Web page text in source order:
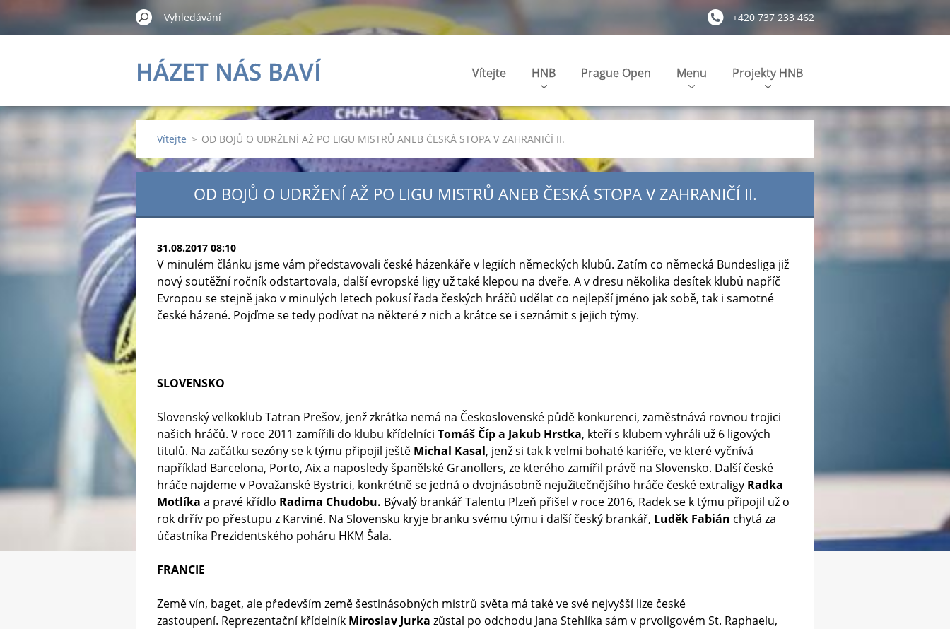
+420 737 233 462
HÁZET NÁS BAVÍ Vítejte HNB Prague Open Menu Projekty HNB
Vítejte > OD BOJŮ O UDRŽENÍ AŽ PO LIGU MISTRŮ ANEB ČESKÁ STOPA V ZAHRANIČÍ II.
OD BOJŮ O UDRŽENÍ AŽ PO LIGU MISTRŮ ANEB ČESKÁ STOPA V ZAHRANIČÍ II.
31.08.2017 08:10
V minulém článku jsme vám představovali české házenkáře v legiích německých klubů. Zatím co německá Bundesliga již
nový soutěžní ročník odstartovala, další evropské ligy už také klepou na dveře. A v dresu několika desítek klubů napříč
Evropou se stejně jako v minulých letech pokusí řada českých hráčů udělat co nejlepší jméno jak sobě, tak i samotné
české házené. Pojďme se tedy podívat na některé z nich a krátce se i seznámit s jejich týmy.
SLOVENSKO
Slovenský velkoklub Tatran Prešov, jenž zkrátka nemá na Československé půdě konkurenci, zaměstnává rovnou trojici
našich hráčů. V roce 2011 zamířili do klubu křídelníci Tomáš Číp a Jakub Hrstka, kteří s klubem vyhráli už 6 ligových
titulů. Na začátku sezóny se k týmu připojil ještě Michal Kasal, jenž si tak k velmi bohaté kariéře, ve které vyčnívá
například Barcelona, Porto, Aix a naposledy španělské Granollers, ze kterého zamířil právě na Slovensko. Další české
hráče najdeme v Považanské Bystrici, konkrétně se jedná o dvojnásobně nejužitečnějšího hráče české extraligy Radka
Motlíka a pravé křídlo Radima Chudobu. Bývalý brankář Talentu Plzeň přišel v roce 2016, Radek se k týmu připojil už o
rok drřív po přestupu z Karviné. Na Slovensku kryje branku svému týmu i další český brankář, Luděk Fabián chytá za
účastníka Prezidentského poháru HKM Šala.
FRANCIE
Země vín, baget, ale především země šestinásobných mistrů světa má také ve své nejvyšší lize české
zastoupení. Reprezentační křídelník Miroslav Jurka zůstal po odchodu Jana Stehlíka sám v prvoligovém St. Raphaelu,